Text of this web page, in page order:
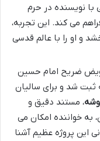
نویسنده در حرم
می کند. این تجربه،
و او را با عالم قدسی
ضریح امام حسین
شد و برای سالیان
، مستند دقیق و
خواننده امکان می
این پروژه عظیم آشنا